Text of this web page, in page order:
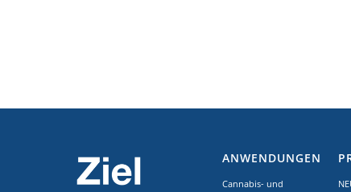
ANWENDUNGEN
Cannabis- und